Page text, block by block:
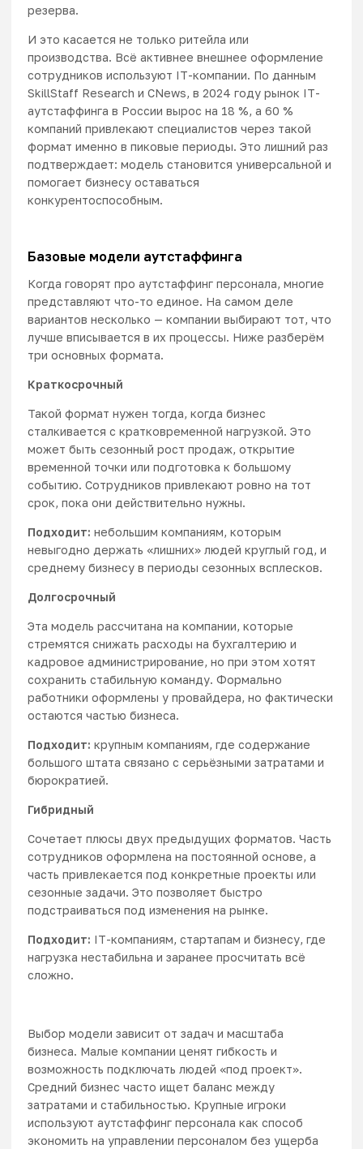
резерва.
И это касается не только ритейла или
производства. Всё активнее внешнее оформление
сотрудников используют IT-компании. По данным
SkillStaff Research и CNews, в 2024 году рынок IT-
аутстаффинга в России вырос на 18 %, а 60 %
компаний привлекают специалистов через такой
формат именно в пиковые периоды. Это лишний раз
подтверждает: модель становится универсальной и
помогает бизнесу оставаться
конкурентоспособным.
Базовые модели аутстаффинга
Когда говорят про аутстаффинг персонала, многие
представляют что-то единое. На самом деле
вариантов несколько — компании выбирают тот, что
лучше вписывается в их процессы. Ниже разберём
три основных формата.
Краткосрочный
Такой формат нужен тогда, когда бизнес
сталкивается с кратковременной нагрузкой. Это
может быть сезонный рост продаж, открытие
временной точки или подготовка к большому
событию. Сотрудников привлекают ровно на тот
срок, пока они действительно нужны.
Подходит: небольшим компаниям, которым
невыгодно держать «лишних» людей круглый год, и
среднему бизнесу в периоды сезонных всплесков.
Долгосрочный
Эта модель рассчитана на компании, которые
стремятся снижать расходы на бухгалтерию и
кадровое администрирование, но при этом хотят
сохранить стабильную команду. Формально
работники оформлены у провайдера, но фактически
остаются частью бизнеса.
Подходит: крупным компаниям, где содержание
большого штата связано с серьёзными затратами и
бюрократией.
Гибридный
Сочетает плюсы двух предыдущих форматов. Часть
сотрудников оформлена на постоянной основе, а
часть привлекается под конкретные проекты или
сезонные задачи. Это позволяет быстро
подстраиваться под изменения на рынке.
Подходит: IT-компаниям, стартапам и бизнесу, где
нагрузка нестабильна и заранее просчитать всё
сложно.
Выбор модели зависит от задач и масштаба
бизнеса. Малые компании ценят гибкость и
возможность подключать людей «под проект».
Средний бизнес часто ищет баланс между
затратами и стабильностью. Крупные игроки
используют аутстаффинг персонала как способ
экономить на управлении персоналом без ущерба